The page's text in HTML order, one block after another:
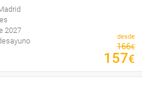
2027
desde
166€
157€